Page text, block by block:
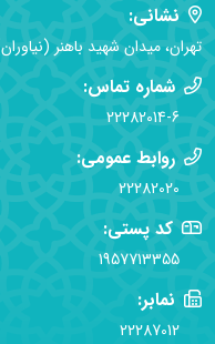
نشانی:
تهران، میدان شهید باهنر
شماره تماس:
22282014-6
روابط عمومی:
22282020
کد پستی:
1957713355
نمابر:
22287012